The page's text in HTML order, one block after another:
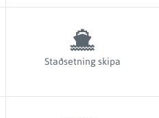
Staðsetning skipa